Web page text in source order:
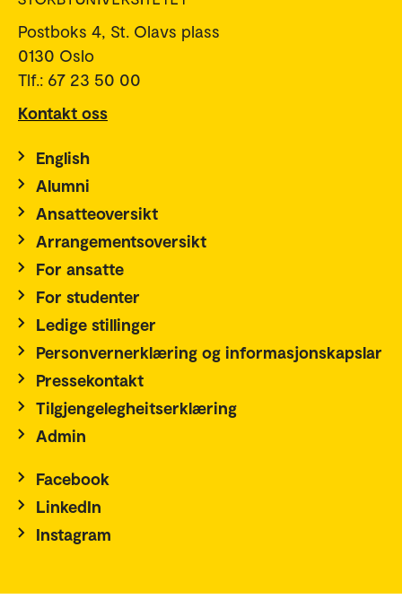
Postboks 4, St. Olavs plass
0130 Oslo
Tlf.: 67 23 50 00
Kontakt oss
English
Alumni
Ansatteoversikt
Arrangementsoversikt
For ansatte
For studenter
Ledige stillinger
Personvernerklæring og informasjonskapslar
Pressekontakt
Tilgjengelegheitserklæring
Admin
Facebook
LinkedIn
Instagram